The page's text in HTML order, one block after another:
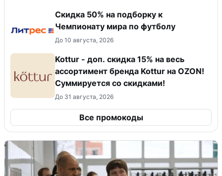
Скидка 50% на подборку к
Чемпионату мира по футболу
До 10 августа, 2026
Kottur - доп. скидка 15% на весь
ассортимент бренда Kottur на OZON!
Суммируется со скидками!
До 31 августа, 2026
Все промокоды